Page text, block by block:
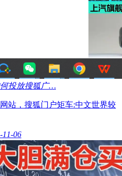
投放搜狐广…
站，搜狐门户矩车:中文世界较
11-06